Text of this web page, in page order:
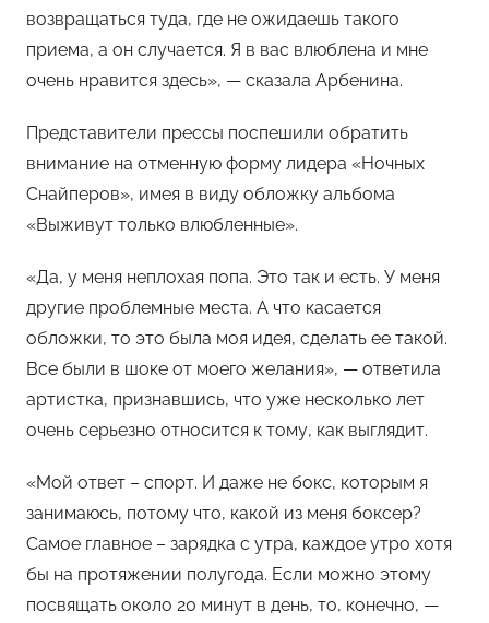
возвращаться туда, где не ожидаешь такого
приема, а он случается. Я в вас влюблена и мне
очень нравится здесь», — сказала Арбенина.
Представители прессы поспешили обратить
внимание на отменную форму лидера «Ночных
Снайперов», имея в виду обложку альбома
«Выживут только влюбленные».
«Да, у меня неплохая попа. Это так и есть. У меня
другие проблемные места. А что касается
обложки, то это была моя идея, сделать ее такой.
Все были в шоке от моего желания», — ответила
артистка, признавшись, что уже несколько лет
очень серьезно относится к тому, как выглядит.
«Мой ответ – спорт. И даже не бокс, которым я
занимаюсь, потому что, какой из меня боксер?
Самое главное – зарядка с утра, каждое утро хотя
бы на протяжении полугода. Если можно этому
посвящать около 20 минут в день, то, конечно, —